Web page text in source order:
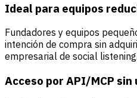
Ideal para equipos
Fundadores y equipos
intención de compra sin
empresarial de social listening.
Acceso por API/MCP